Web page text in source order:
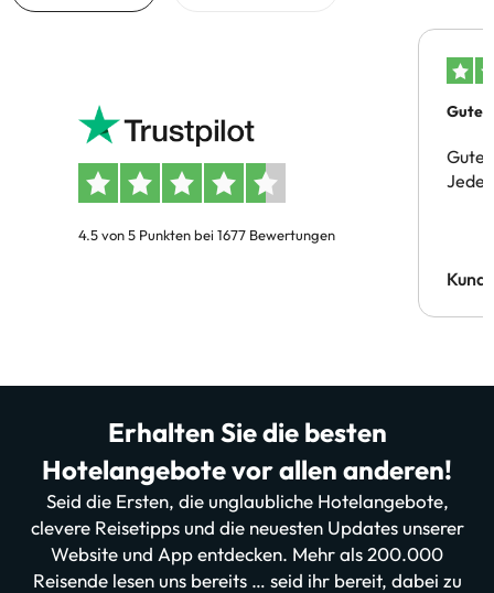
4.5 von 5 Punkten bei 1677 Bewertungen
Gutes
Gute
Erhalten Sie die besten
Hotelangebote vor allen anderen!
Seid die Ersten, die unglaubliche Hotelangebote,
clevere Reisetipps und die neuesten Updates unserer
Website und App entdecken. Mehr als 200.000
Reisende lesen uns bereits … seid ihr bereit, dabei zu